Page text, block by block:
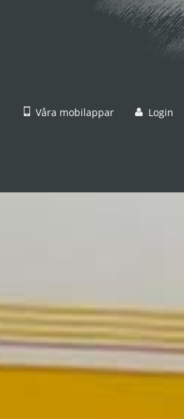
Våra mobilappar Login